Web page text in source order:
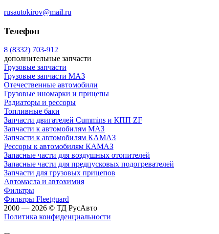
rusautokirov@mail.ru
Телефон
8 (8332) 703-912
дополнительные запчасти
Грузовые запчасти
Грузовые запчасти МАЗ
Отечественные автомобили
Грузовые иномарки и прицепы
Радиаторы и рессоры
Топливные баки
Запчасти двигателей Cummins и КПП ZF
Запчасти к автомобилям МАЗ
Запчасти к автомобилям КАМАЗ
Рессоры к автомобилям КАМАЗ
Запасные части для воздушных отопителей
Запасные части для предпусковых подогревателей
Запчасти для грузовых прицепов
Автомасла и автохимия
Фильтры
Фильтры Fleetguard
2000 — 2026 © ТД РусАвто
Политика конфиденциальности